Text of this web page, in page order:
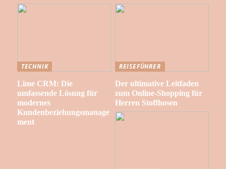
TECHNIK
Lime CRM: Die
umfassende Lösung für
modernes
Kundenbeziehungsmanage
ment
REISEFÜHRER
Der ultimative Leitfaden
zum Online-Shopping für
Herren Stoffhosen